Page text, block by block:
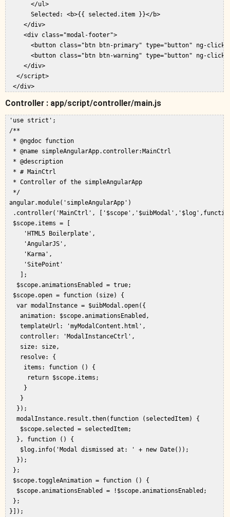
       </ul>
       Selected: <b>{{ selected.item }}</b>
     </div>
     <div class="modal-footer">
<button class="btn btn-primary" type="button" ng-
<button class="btn btn-warning" type="button" ng-
     </div>
   </script>
Controller : app/script/controller/main.js
'use strict';
/**
  * @ngdoc function
  * @name simpleAngularApp.controller:MainCtrl
  * @description
  * # MainCtrl
  * Controller of the simpleAngularApp
  */
angular.module('simpleAngularApp')
.controller('MainCtrl',
  $scope.items = [
     'HTML5 Boilerplate',
     'AngularJS',
     'Karma',
     'SitePoint'
    ];
   $scope.animationsEnabled = true;
  $scope.open = function (size) {
   var modalInstance = $uibModal.open({
    animation: $scope.animationsEnabled,
    templateUrl: 'myModalContent.html',
    controller: 'ModalInstanceCtrl',
    size: size,
    resolve: {
     items: function () {
      return $scope.items;
     }
    }
   });
   modalInstance.result.then(function (selectedItem) {
    $scope.selected = selectedItem;
   }, function () {
    $log.info('Modal dismissed at: ' + new Date());
   });
  };
  $scope.toggleAnimation = function () {
   $scope.animationsEnabled = !$scope.animationsEnabled;
  };
}]);